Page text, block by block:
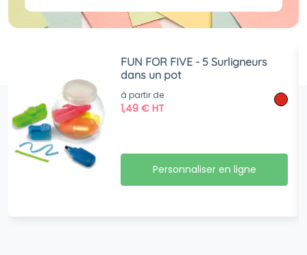
FUN FOR FIVE - 5 Surligneurs
dans un pot
à partir de
1,49€ HT
Personnaliser en ligne